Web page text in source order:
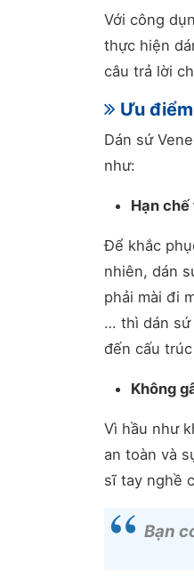
Với công
thực hiện
câu trả lời
Ưu
Dán sứ
như:
Hạn
Để khắc
nhiên, dán
phải mài đi
… thì dán sứ
đến cấu
Không
Vì hầu như
an toàn và
sĩ tay nghề
Bạn